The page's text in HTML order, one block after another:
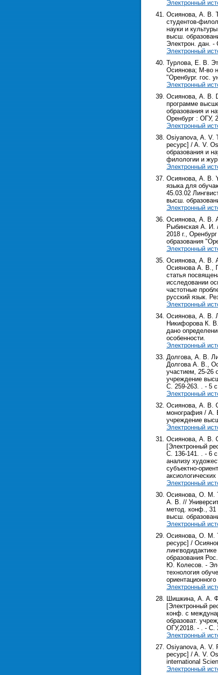
Электронный
Осиянова, А. В.
студентов-
науки и
высш.
Электрон. дан. -
Электронный
Турлова, Е. В.
Осиянова; М-во
"Оренбург. гос.
Электронный
Осиянова, А. В.
программе
образования и
Оренбург : ОГУ,
Электронный
Osiyanova, A. V.
ресурс] / A. V.
образования и
филологии и
Электронный
Осиянова, А. В.
языка для
45.03.02
высш.
Электронный
Осиянова, А. В.
Рыбинская А. И.
2018 г.,
образования
Электронный
Осиянова, А. В.
Осиянова А. В.,
статья
исследовании
частотные
русский язык.
Электронный
Осиянова, А. В.
Никифорова К.
дано
особенности.
Электронный
Долгова, А. В.
Долгова А. В.,
участием, 25-26
учреждение
С. 259-263. . - 5
Электронный
Осиянова, А. В.
монография / А.
учреждение
Электронный
Осиянова, А. В.
[Электронный
С. 136-141. . - 6
анализу
субъектно-
Электронный
Осиянова, О. М.
А. В. //
метод. конф., 31
высш.
Электронный
Осиянова, О. М.
ресурс] /
образования
Ю. Колесов. -
технология
Электронный
Шишкина, А. А.
[Электронный
конф. с
образоват.
ОГУ,2018. - . - С.
Электронный
Osiyanova, A. V.
ресурс] / A. V.
international
Электронный